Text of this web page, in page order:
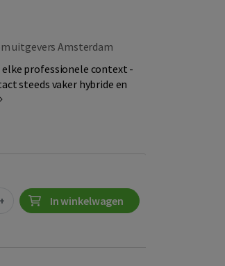
uitgevers Amsterdam
professionele context -
steeds vaker hybride en
+ In winkelwagen